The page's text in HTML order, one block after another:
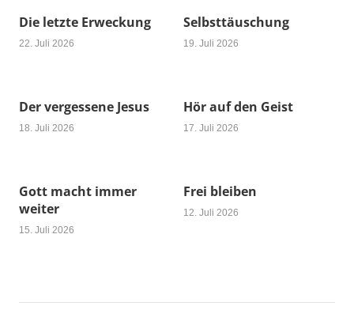
Die letzte Erweckung
22. Juli 2026
Selbsttäuschung
19. Juli 2026
Der vergessene Jesus
18. Juli 2026
Hör auf den Geist
17. Juli 2026
Gott macht immer
weiter
15. Juli 2026
Frei bleiben
12. Juli 2026